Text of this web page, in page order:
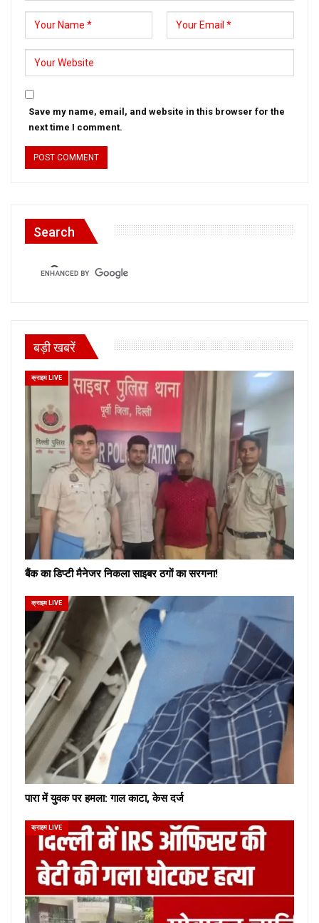
Save my name, email, and website in this browser for the
next time I comment.
Search
बड़ी खबरें
क्राइम LIVE
बैंक का डिप्टी मैनेजर निकला साइबर ठगों का सरगना!
क्राइम LIVE
पारा में युवक पर हमला: गाल काटा, केस दर्ज
क्राइम LIVE